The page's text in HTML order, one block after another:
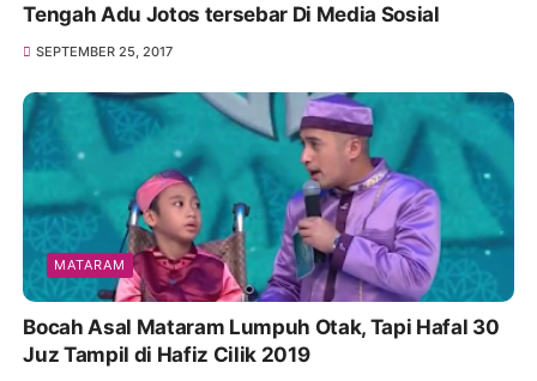
Tengah Adu Jotos tersebar Di Media Sosial
SEPTEMBER 25, 2017
MATARAM
Bocah Asal Mataram Lumpuh Otak, Tapi Hafal 30
Juz Tampil di Hafiz Cilik 2019